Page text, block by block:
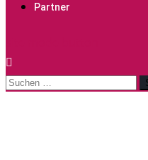
Partner
Suchen